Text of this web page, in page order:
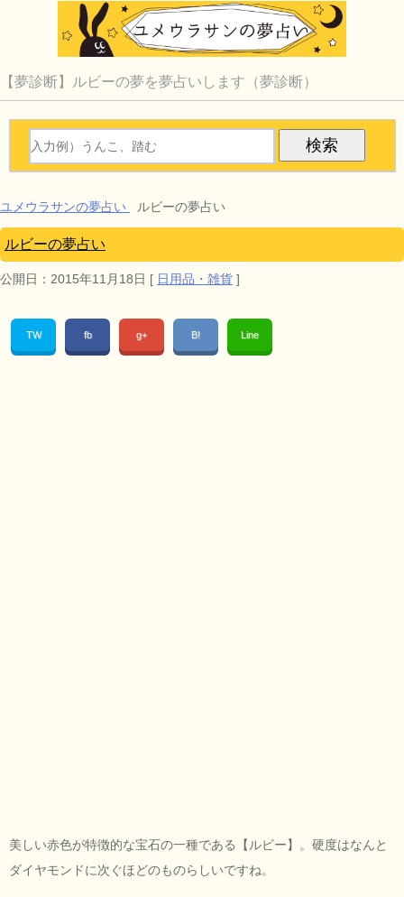
【夢診断】ルビーの夢を夢占いします（夢診断）
ユメウラサンの夢占い ルビーの夢占い
ルビーの夢占い
公開日： 2015年11月18日 [ 日用品・雑貨 ]
TW fb g+ B! Line
美しい赤色が特徴的な宝石の一種である【ルビー】。硬度はなんと
ダイヤモンドに次ぐほどのものらしいですね。